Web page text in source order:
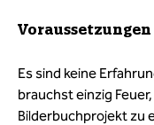
Voraussetzungen
Es sind keine
brauchst einzig
Bilderbuchprojekt zu